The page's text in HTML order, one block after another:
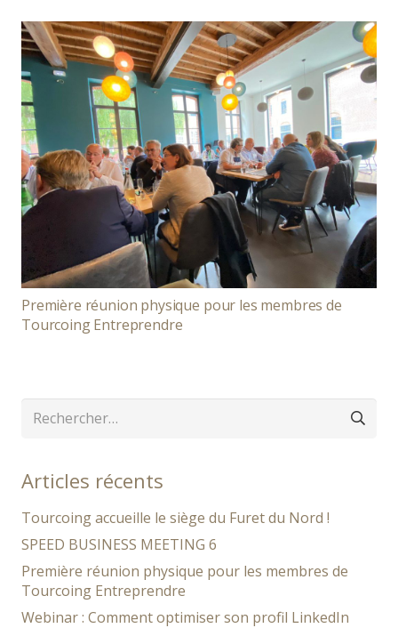
Première réunion physique pour les membres de
Tourcoing Entreprendre
Rechercher :
Articles récents
Tourcoing accueille le siège du Furet du Nord !
SPEED BUSINESS MEETING 6
Première réunion physique pour les membres de
Tourcoing Entreprendre
Webinar : Comment optimiser son profil LinkedIn